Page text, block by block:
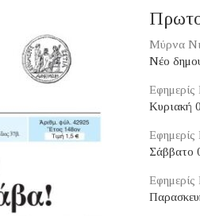
Μύρνα
Νέο
Εφημερίς
Κυριακή
Εφημερίς
Σάββατο
Εφημερίς